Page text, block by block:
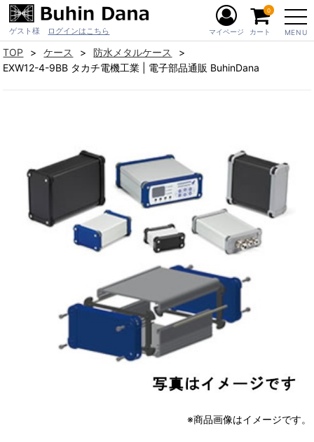
ゲスト様 ログインはこちら MENU
マイページ カート
0
TOP ケース
防水メタルケース
EXW12-4-9BB タカチ電機工業 | 電子部品通販 BuhinDana
※商品画像はイメージです。